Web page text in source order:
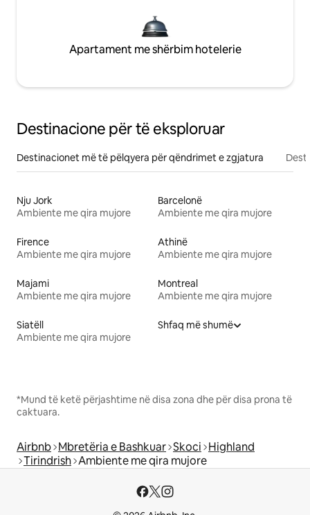
Apartament me shërbim hotelerie
Destinacione për të eksploruar
Destinacionet më të pëlqyera për qëndrimet e zgjatura
Nju Jork
Ambiente me qira mujore
Barcelonë
Ambiente me qira mujore
Firence
Ambiente me qira mujore
Athinë
Ambiente me qira mujore
Majami
Ambiente me qira mujore
Montreal
Ambiente me qira mujore
Siatëll
Ambiente me qira mujore
Shfaq më shumë
*Mund të ketë përjashtime në disa zona dhe për disa prona të
caktuara.
Airbnb Mbretëria e Bashkuar Skoci Highland
Tirindrish Ambiente me qira mujore